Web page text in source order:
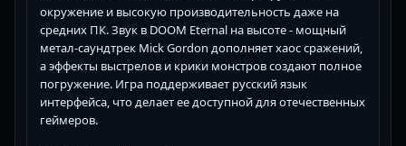
окружение и высокую производительность даже на
средних ПК. Звук в DOOM Eternal на высоте - мощный
метал-саундтрек Mick Gordon дополняет хаос сражений,
а эффекты выстрелов и крики монстров создают полное
погружение. Игра поддерживает русский язык
интерфейса, что делает ее доступной для отечественных
геймеров.